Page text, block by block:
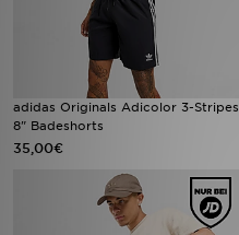
adidas Originals Adicolor 3-Stripes
8" Badeshorts
35,00€